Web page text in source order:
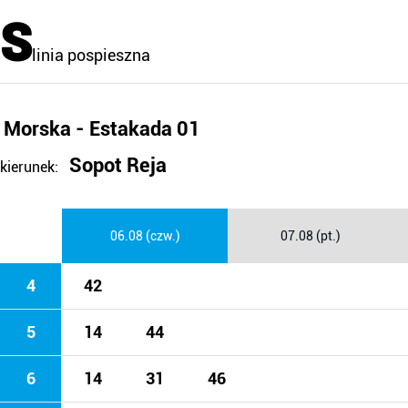
Slinia pospieszna
Morska - Estakada 01
kierunek: Sopot Reja
06.08 (czw.) 07.08 (pt.)
4 42
5 14 44
6 14 31 46